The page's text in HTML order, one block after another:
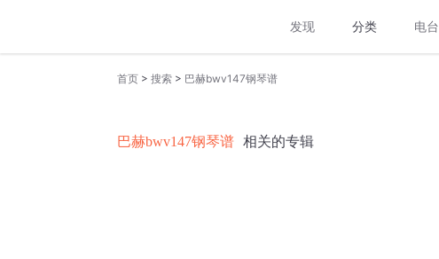
发现 分类 电台
首页 > 搜索 > 巴赫bwv147钢琴谱
巴赫bwv147钢琴谱 相关的专辑